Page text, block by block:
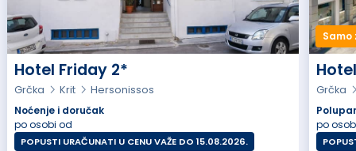
Hotel Friday 2*
Grčka Krit
Hersonissos
Noćenje i doručak
po osobi od
POPUSTI URAČUNATI U CENU VAŽE DO 15.08.2026.
Grčka
po